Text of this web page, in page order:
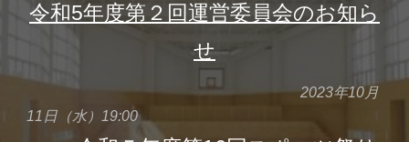
令和5年度第 ２ 回運営委員会のお知ら
せ
2023年10 月
11 日（水）19:00